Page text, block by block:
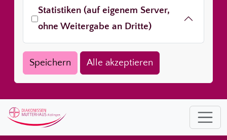
Statistiken (auf eigenem Server,
ohne Weitergabe an Dritte)